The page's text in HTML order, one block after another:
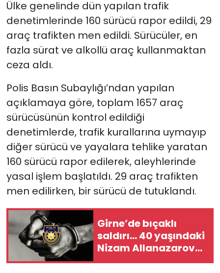
Ülke genelinde dün yapılan trafik
denetimlerinde 160 sürücü rapor edildi, 29
araç trafikten men edildi. Sürücüler, en
fazla sürat ve alkollü araç kullanmaktan
ceza aldı.
Polis Basın Subaylığı’ndan yapılan
açıklamaya göre, toplam 1657 araç
sürücüsünün kontrol edildiği
denetimlerde, trafik kurallarına uymayıp
diğer sürücü ve yayalara tehlike yaratan
160 sürücü rapor edilerek, aleyhlerinde
yasal işlem başlatıldı. 29 araç trafikten
men edilirken, bir sürücü de tutuklandı.
Girne’de bıçaklı
saldırı… 40 yaşındaki
Nizam Allanazarov
hayatını kaybetti
SAĞLIK
Spor
TÜRKiYE
Video Galeri
YAŞAM
Yazarlar